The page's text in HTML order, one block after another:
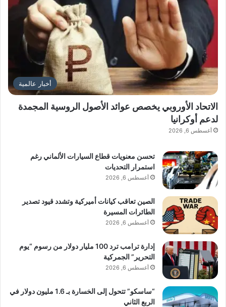
أخبار عالمية
الاتحاد الأوروبي يخصص عوائد الأصول الروسية المجمدة
لدعم أوكرانيا
أغسطس 6, 2026
تحسن معنويات قطاع السيارات الألماني رغم
استمرار التحديات
أغسطس 6, 2026
الصين تعاقب كيانات أميركية وتشدد قيود تصدير
الطائرات المسيرة
أغسطس 6, 2026
إدارة ترامب ترد 100 مليار دولار من رسوم “يوم
التحرير” الجمركية
أغسطس 6, 2026
“ساسكو” تتحول إلى الخسارة بـ 1.6 مليون دولار في
الربع الثاني